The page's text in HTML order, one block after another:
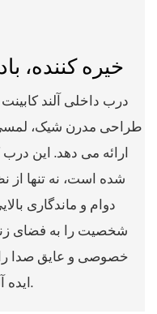
خیره کننده،
درب داخلی آلند
طراحی مدرن شیک،
ارائه می دهد. این
شده است، نه تنها از
دوام و ماندگاری
شخصیت را به فضای
خصوصی و عایق صدا را
ایده آل برای هر خانه مدرن تبدیل می کند.